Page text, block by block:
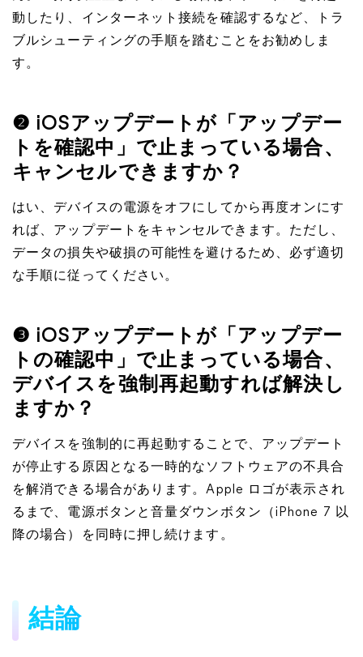
動したり、インターネット接続を確認するなど、トラ
ブルシューティングの手順を踏むことをお勧めしま
す。
❷ iOSアップデートが「アップデー
トを確認中」で止まっている場合、
キャンセルできますか？
はい、デバイスの電源をオフにしてから再度オンにす
れば、アップデートをキャンセルできます。ただし、
データの損失や破損の可能性を避けるため、必ず適切
な手順に従ってください。
❸ iOSアップデートが「アップデー
トの確認中」で止まっている場合、
デバイスを強制再起動すれば解決し
ますか？
デバイスを強制的に再起動することで、アップデート
が停止する原因となる一時的なソフトウェアの不具合
を解消できる場合があります。Apple ロゴが表示され
るまで、電源ボタンと音量ダウンボタン（iPhone 7 以
降の場合）を同時に押し続けます。
結論